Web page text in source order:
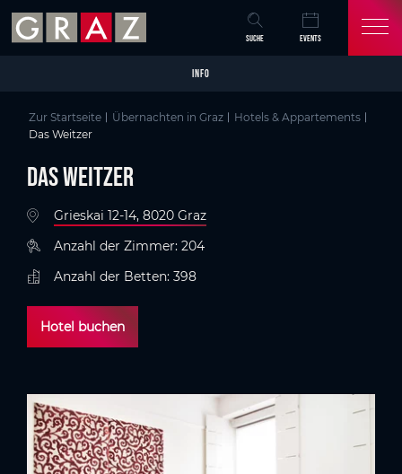
Skip to main content
Skip to table of contents
Skip to main navigation
SUCHE EVENTS
INFO
Zur Startseite Übernachten in Graz
Hotels & Appartements
Das Weitzer
Das Weitzer
Grieskai 12-14, 8020 Graz
Anzahl der Zimmer: 204
Anzahl der Betten: 398
Hotel buchen